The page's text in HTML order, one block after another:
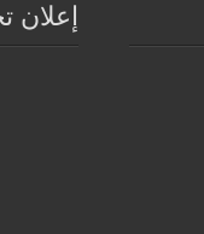
إعلان